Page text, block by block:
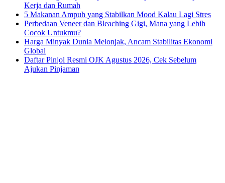
Kerja dan Rumah
5 Makanan Ampuh yang Stabilkan Mood Kalau Lagi Stres
Perbedaan Veneer dan Bleaching Gigi, Mana yang Lebih
Cocok Untukmu?
Harga Minyak Dunia Melonjak, Ancam Stabilitas Ekonomi
Global
Daftar Pinjol Resmi OJK Agustus 2026, Cek Sebelum
Ajukan Pinjaman